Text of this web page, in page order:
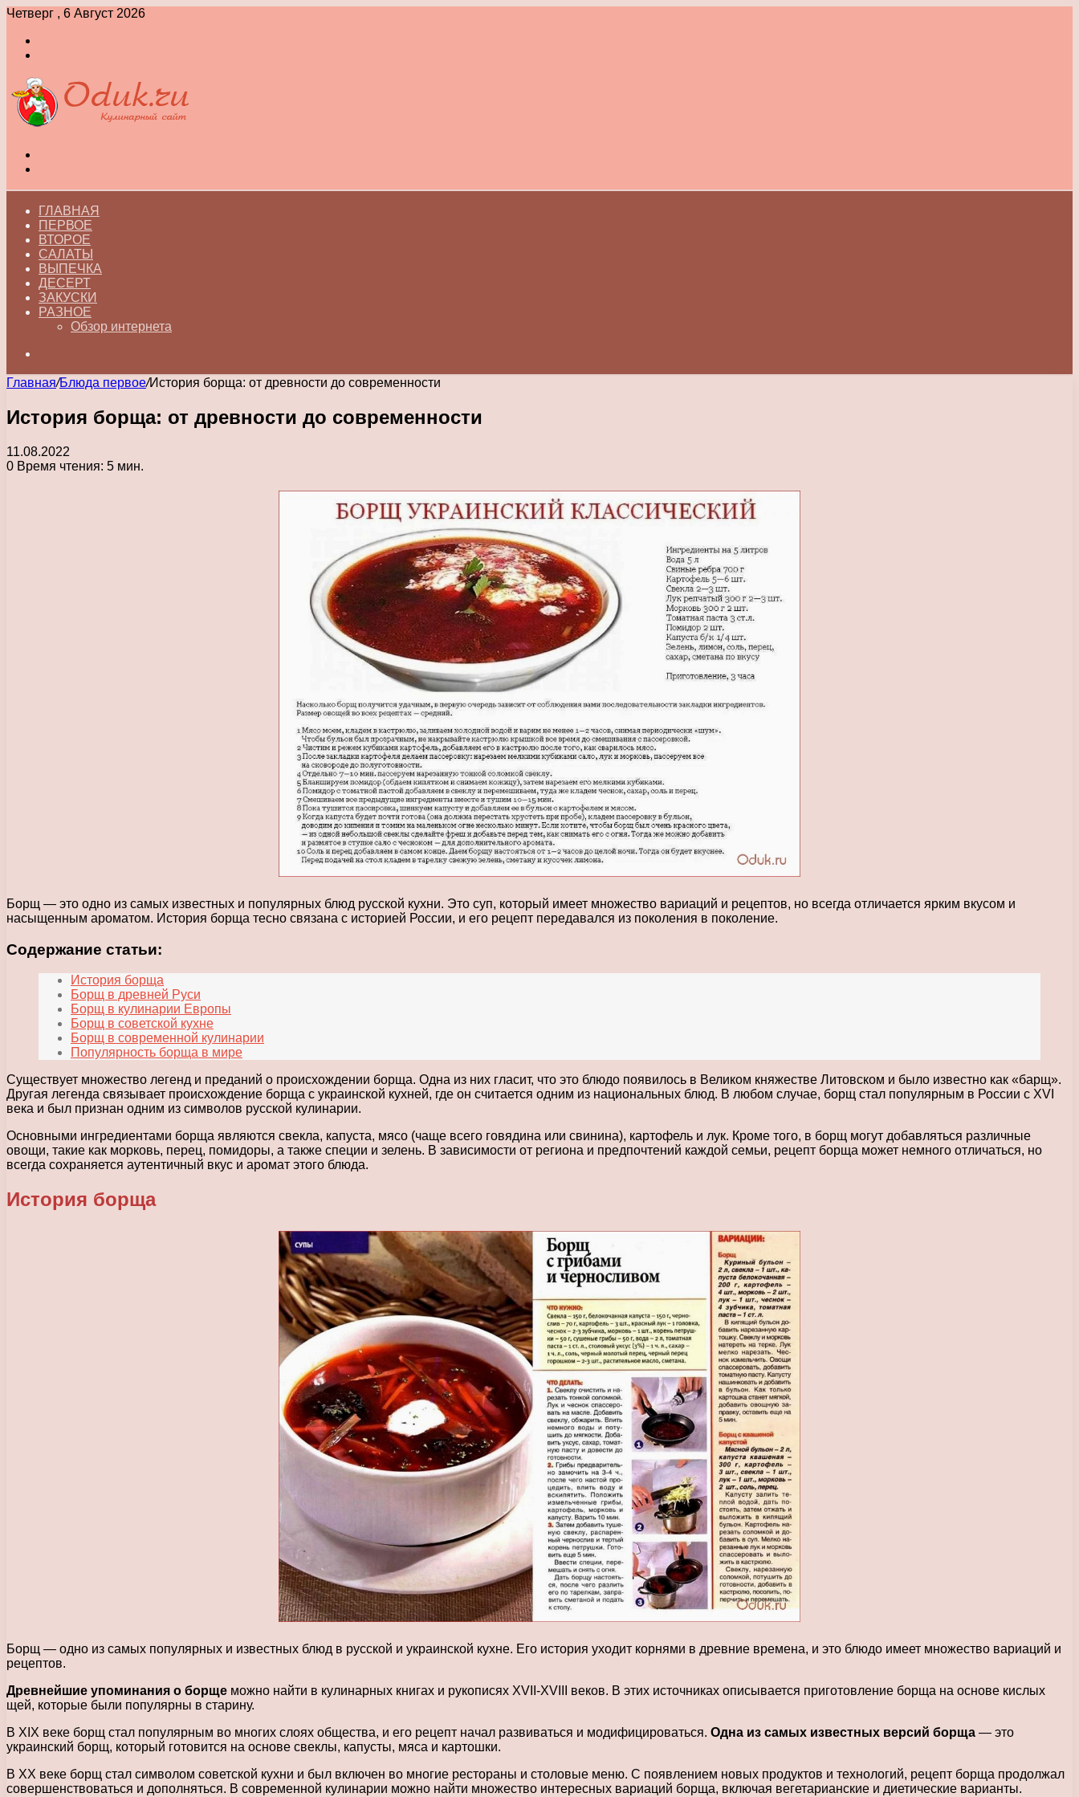
Четверг , 6 Август 2026
ГЛАВНАЯ
ПЕРВОЕ
ВТОРОЕ
САЛАТЫ
ВЫПЕЧКА
ДЕСЕРТ
ЗАКУСКИ
РАЗНОЕ
Обзор интернета
Главная/Блюда первое/История борща: от древности до современности
История борща: от древности до современности
11.08.2022
0 Время чтения: 5 мин.
Борщ — это одно из самых известных и популярных блюд русской кухни. Это суп, который имеет множество вариаций и рецептов, но всегда отличается ярким вкусом и
насыщенным ароматом. История борща тесно связана с историей России, и его рецепт передавался из поколения в поколение.
Содержание статьи:
История борща
Борщ в древней Руси
Борщ в кулинарии Европы
Борщ в советской кухне
Борщ в современной кулинарии
Популярность борща в мире
Существует множество легенд и преданий о происхождении борща. Одна из них гласит, что это блюдо появилось в Великом княжестве Литовском и было известно как «барщ».
Другая легенда связывает происхождение борща с украинской кухней, где он считается одним из национальных блюд. В любом случае, борщ стал популярным в России с XVI
века и был признан одним из символов русской кулинарии.
Основными ингредиентами борща являются свекла, капуста, мясо (чаще всего говядина или свинина), картофель и лук. Кроме того, в борщ могут добавляться различные
овощи, такие как морковь, перец, помидоры, а также специи и зелень. В зависимости от региона и предпочтений каждой семьи, рецепт борща может немного отличаться, но
всегда сохраняется аутентичный вкус и аромат этого блюда.
История борща
Борщ — одно из самых популярных и известных блюд в русской и украинской кухне. Его история уходит корнями в древние времена, и это блюдо имеет множество вариаций и
рецептов.
Древнейшие упоминания о борще можно найти в кулинарных книгах и рукописях XVII-XVIII веков. В этих источниках описывается приготовление борща на основе кислых
щей, которые были популярны в старину.
В XIX веке борщ стал популярным во многих слоях общества, и его рецепт начал развиваться и модифицироваться. Одна из самых известных версий борща — это
украинский борщ, который готовится на основе свеклы, капусты, мяса и картошки.
В XX веке борщ стал символом советской кухни и был включен во многие рестораны и столовые меню. С появлением новых продуктов и технологий, рецепт борща продолжал
совершенствоваться и дополняться. В современной кулинарии можно найти множество интересных вариаций борща, включая вегетарианские и диетические варианты.